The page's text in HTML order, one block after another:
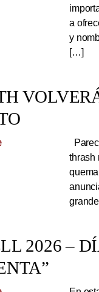
a
y
[…]
thrash
2026 –